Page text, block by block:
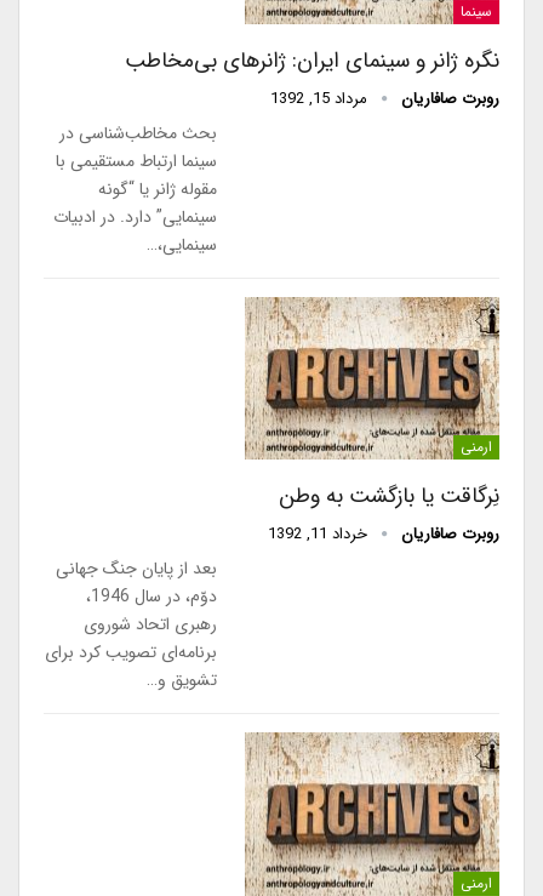
سینما
نگره ژانر و سینمای ایران: ژانرهای بی‌مخاطب
روبرت صافاریان مرداد 15, 1392
بحث مخاطب‌شناسی در
سینما ارتباط مستقیمی با
مقوله ژانر یا “گونه
سینمایی” دارد. در ادبیات
سینمایی،…
ارمنی
نِرگاقت یا بازگشت به وطن
روبرت صافاریان خرداد 11, 1392
بعد از پایان جنگ جهانی
دوّم، در سال‌ 1946،
رهبری اتحاد شوروی
برنامه‌ای تصویب کرد برای
تشویق و…
ارمنی